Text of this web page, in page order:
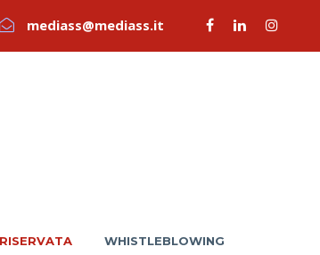
mediass@mediass.it
WHISTLEBLOWING